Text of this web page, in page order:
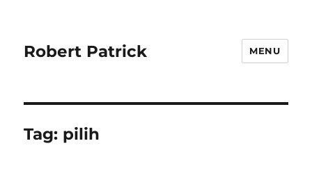
Robert Patrick MENU
Tag: pilih